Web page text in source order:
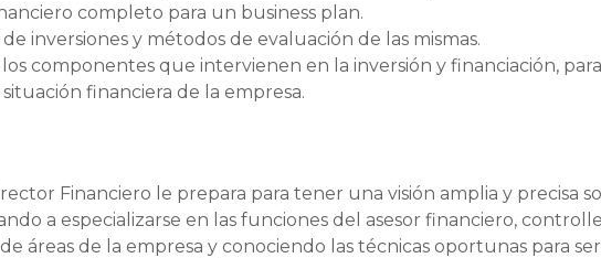
completo para un business plan.
inversiones y métodos de evaluación de las mismas.
componentes que intervienen en la inversión y financiación,
financiera de la empresa.
Financiero le prepara para tener una visión amplia y precisa
a especializarse en las funciones del asesor financiero,
áreas de la empresa y conociendo las técnicas oportunas para